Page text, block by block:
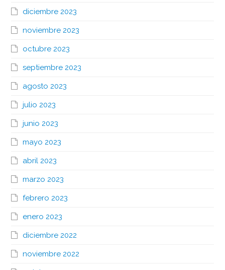
diciembre 2023
noviembre 2023
octubre 2023
septiembre 2023
agosto 2023
julio 2023
junio 2023
mayo 2023
abril 2023
marzo 2023
febrero 2023
enero 2023
diciembre 2022
noviembre 2022